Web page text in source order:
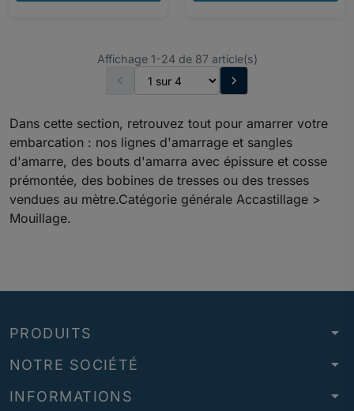
Affichage 1-24 de 87 article(s)
 
Dans cette section, retrouvez tout pour amarrer votre
embarcation : nos lignes d'amarrage et sangles
d'amarre, des bouts d'amarra avec épissure et cosse
prémontée, des bobines de tresses ou des tresses
vendues au mètre.Catégorie générale Accastillage >
Mouillage.
PRODUITS arrow_drop_down
NOTRE SOCIÉTÉ arrow_drop_down
INFORMATIONS
arrow_drop_down